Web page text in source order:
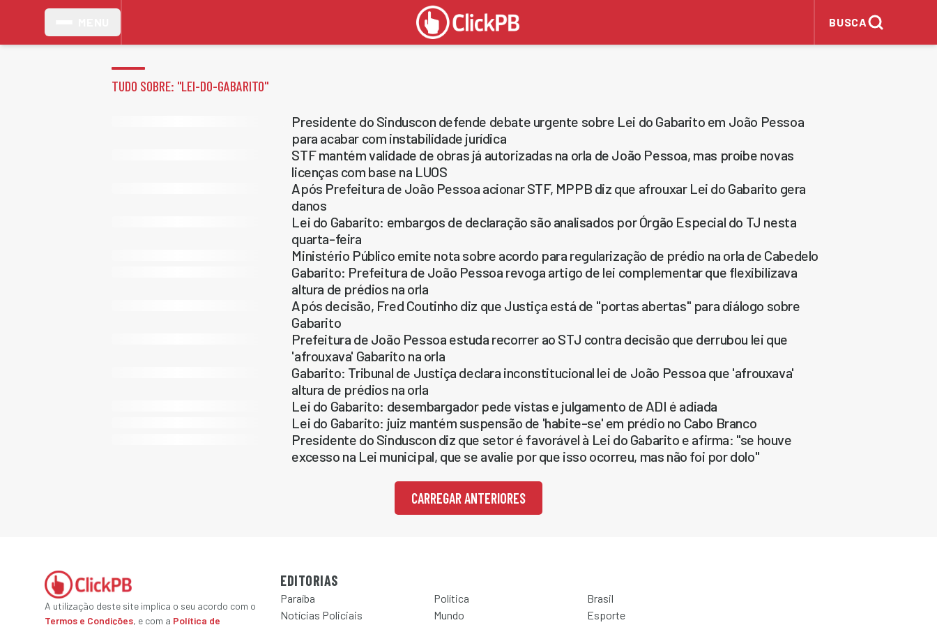
BUSCA
TUDO SOBRE: "LEI-DO-GABARITO"
Presidente do Sinduscon defende debate urgente sobre Lei do Gabarito em João Pessoa
para acabar com instabilidade jurídica
STF mantém validade de obras já autorizadas na orla de João Pessoa, mas proíbe novas
licenças com base na LUOS
Após Prefeitura de João Pessoa acionar STF, MPPB diz que afrouxar Lei do Gabarito gera
danos
Lei do Gabarito: embargos de declaração são analisados por Órgão Especial do TJ nesta
quarta-feira
Ministério Público emite nota sobre acordo para regularização de prédio na orla de Cabedelo
Gabarito: Prefeitura de João Pessoa revoga artigo de lei complementar que flexibilizava
altura de prédios na orla
Após decisão, Fred Coutinho diz que Justiça está de "portas abertas" para diálogo sobre
Gabarito
Prefeitura de João Pessoa estuda recorrer ao STJ contra decisão que derrubou lei que
'afrouxava' Gabarito na orla
Gabarito: Tribunal de Justiça declara inconstitucional lei de João Pessoa que 'afrouxava'
altura de prédios na orla
Lei do Gabarito: desembargador pede vistas e julgamento de ADI é adiada
Lei do Gabarito: juiz mantém suspensão de 'habite-se' em prédio no Cabo Branco
Presidente do Sinduscon diz que setor é favorável à Lei do Gabarito e afirma: "se houve
excesso na Lei municipal, que se avalie por que isso ocorreu, mas não foi por dolo"
CARREGAR ANTERIORES
A utilização deste site implica o seu acordo com o
Termos e Condições, e com a Política de
EDITORIAS
Paraíba Política
Brasil
Notícias Policiais
Mundo Esporte